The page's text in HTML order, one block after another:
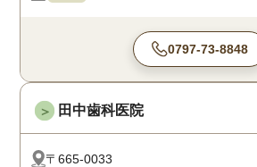
0797-73-8848
＞ 田中歯科医院
〒665-0033